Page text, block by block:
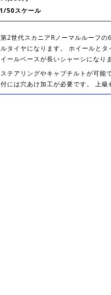
1/50スケール
第2世代スカニアRノーマルルーフ
ルタイヤになります。 ホイールと
イールベースが長いシャーシになりま
ステアリングやキャブチルトが可能
付には穴あけ加工が必要です。 上級